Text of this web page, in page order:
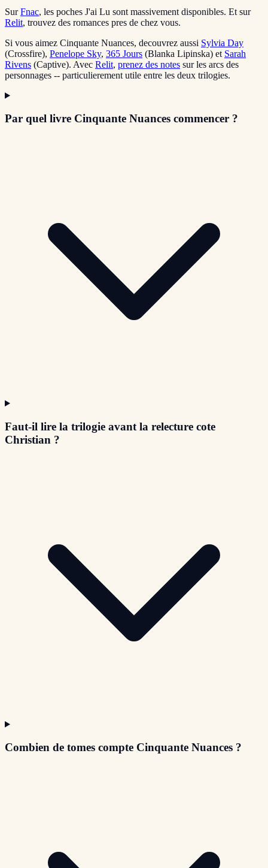
SurFnac, les poches J'ai Lu sont massivement disponibles. Et sur
Relit, trouvez des romances pres de chez vous.
Si vous aimez Cinquante Nuances, decouvrez aussi Sylvia Day
(Crossfire), Penelope Sky, 365 Jours (Blanka Lipinska) et Sarah
Rivens (Captive). Avec Relit, prenez des notes sur les arcs des
personnages -- particulierement utile entre les deux trilogies.
Par quel livre Cinquante Nuances commencer ?
Faut-il lire la trilogie avant la relecture cote
Christian ?
Combien de tomes compte Cinquante Nuances ?